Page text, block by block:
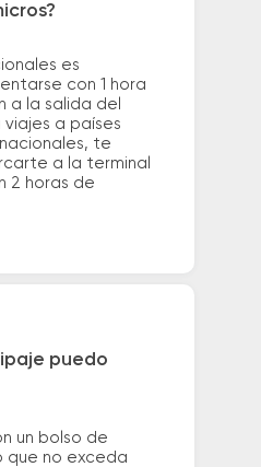
es
con 1 hora
a la salida del
a países
te
a la terminal
2 horas de
puedo
un bolso de
que no exceda